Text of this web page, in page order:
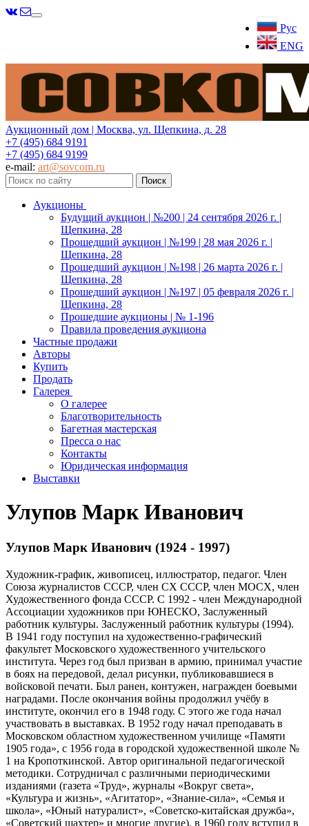
Рус
ENG
Меню
Аукционный дом | Москва, ул. Щепкина, д. 28
+7 (495) 684 9191
+7 (495) 684 9199
e-mail: art@sovcom.ru
Аукционы
Будущий аукцион | №200 | 24 сентября 2026 г. |
Щепкина, 28
Прошедший аукцион | №199 | 28 мая 2026 г. |
Щепкина, 28
Прошедший аукцион | №198 | 26 марта 2026 г. |
Щепкина, 28
Прошедший аукцион | №197 | 05 февраля 2026 г. |
Щепкина, 28
Прошедшие аукционы | № 1-196
Правила проведения аукциона
Частные продажи
Авторы
Купить
Продать
Галерея
О галерее
Благотворительность
Багетная мастерская
Пресса о нас
Контакты
Юридическая информация
Выставки
Улупов Марк Иванович
Улупов Марк Иванович (1924 - 1997)
Художник-график, живописец, иллюстратор, педагог. Член
Союза журналистов СССР, член СХ СССР, член МОСХ, член
Художественного фонда СССР. С 1992 - член Международной
Ассоциации художников при ЮНЕСКО, Заслуженный
работник культуры. Заслуженный работник культуры (1994).
В 1941 году поступил на художественно-графический
факультет Московского художественного учительского
института. Через год был призван в армию, принимал участие
в боях на передовой, делал рисунки, публиковавшиеся в
войсковой печати. Был ранен, контужен, награжден боевыми
наградами. После окончания войны продолжил учёбу в
институте, окончил его в 1948 году. С этого же года начал
участвовать в выставках. В 1952 году начал преподавать в
Московском областном художественном училище «Памяти
1905 года», с 1956 года в городской художественной школе №
1 на Кропоткинской. Автор оригинальной педагогической
методики. Сотрудничал с различными периодическими
изданиями (газета «Труд», журналы «Вокруг света»,
«Культура и жизнь», «Агитатор», «Знание-сила», «Семья и
школа», «Юный натуралист», «Советско-китайская дружба»,
«Советский шахтер» и многие другие), в 1960 году вступил в